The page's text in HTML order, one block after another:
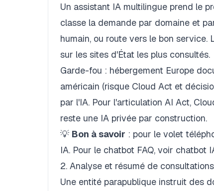
Un assistant IA multilingue prend le
classe la demande par domaine et
humain, ou route vers le bon
sur les sites d'État les plus consultés.
Garde-fou : hébergement Europe
américain (risque Cloud Act et
par l'IA. Pour l'articulation AI Act,
reste une IA privée par construction.
💡 Bon à savoir : pour le volet
IA. Pour le chatbot FAQ, voir chatbot
2. Analyse et résumé de
Une entité parapublique instruit des